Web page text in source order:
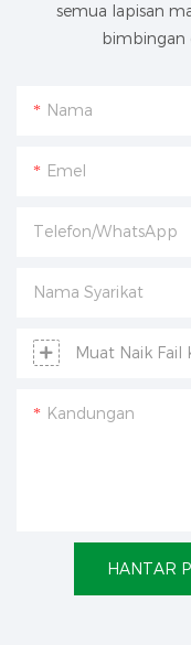
semua lapisan
bimbingan
Nama
Emel
Telefon/WhatsApp
Nama Syarikat
Muat Naik Fail
Kandungan
HANTAR